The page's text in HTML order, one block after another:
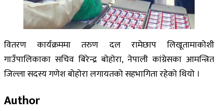
वितरण कार्यक्रममा तरुण दल रामेछाप लिखूतामाकोशी
गाउँपालिकाका सचिव बिरेन्द्र बाेहाेरा, नेपाली कांग्रेसका आमन्त्रित
जिल्ला सदस्य गणेश बोहोरा लगायतको सहभागिता रहेको थियो ।
Author